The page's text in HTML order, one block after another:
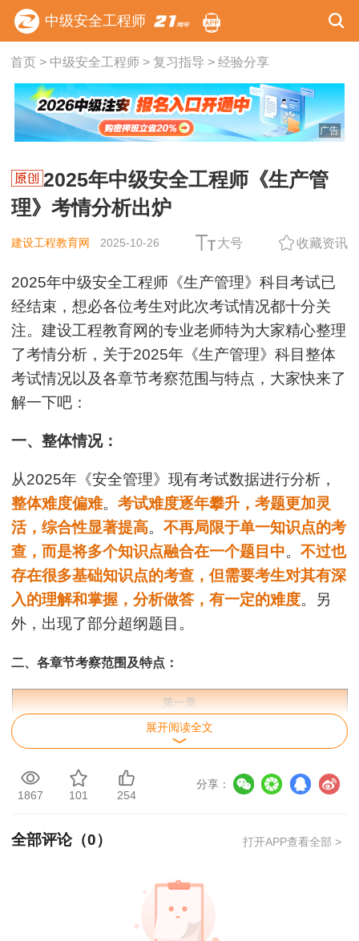
中级安全工程师
首页> 中级安全工程师> 复习指导 > 经验分享
广告
2025年中级安全工程师《生产管
理》考情分析出炉
建设工程教育网 2025-10-26 大号 收藏资讯
2025年中级安全工程师《生产管理》科目考试已
经结束，想必各位考生对此次考试情况都十分关
注。建设工程教育网的专业老师特为大家精心整理
了考情分析，关于2025年《生产管理》科目整体
考试情况以及各章节考察范围与特点，大家快来了
解一下吧：
一、整体情况：
从2025年《安全管理》现有考试数据进行分析，
整体难度偏难。考试难度逐年攀升，考题更加灵
活，综合性显著提高。不再局限于单一知识点的考
查，而是将多个知识点融合在一个题目中。不过也
存在很多基础知识点的考查，但需要考生对其有深
入的理解和掌握，分析做答，有一定的难度。另
外，出现了部分超纲题目。
二、各章节考察范围及特点：
第一章
考察范围
安全生产管理基本概念、事故致因及安全
念
难度
展开阅读全文
1867 101 254
分享：
全部评论（0） 打开APP查看全部 >
用户m9****68
满意
老师讲得真好！
用户c3****b4
老师讲得真好！
用户c3****b4
老师讲得真好！
好
用户c9****s3
好
这个班太适合我这种自制力差的了，有班主任督促
贾老师讲的太好了，题库、资料还多